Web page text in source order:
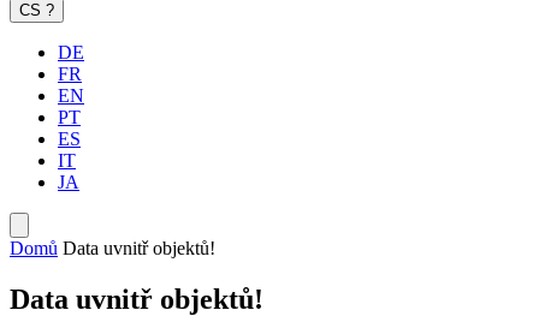
CS ?
DE
FR
EN
PT
ES
IT
JA
Domů Data uvnitř objektů!
Data uvnitř objektů!